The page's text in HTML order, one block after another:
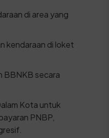
di area yang
kendaraan di loket
BBNKB secara
Kota untuk
PNBP,